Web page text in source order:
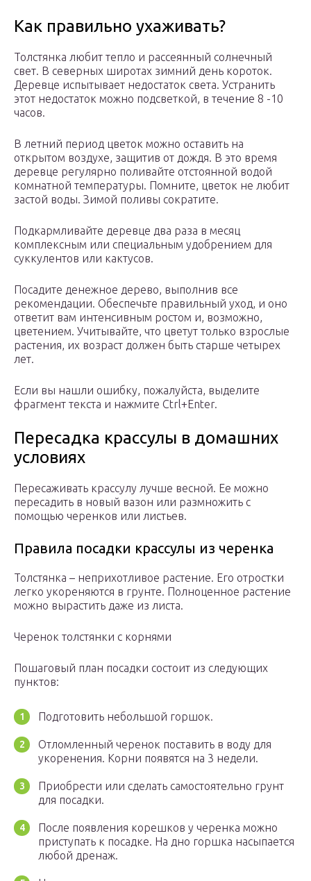
Как правильно ухаживать?
Толстянка любит тепло и рассеянный солнечный
свет. В северных широтах зимний день короток.
Деревце испытывает недостаток света. Устранить
этот недостаток можно подсветкой, в течение 8 -10
часов.
В летний период цветок можно оставить на
открытом воздухе, защитив от дождя. В это время
деревце регулярно поливайте отстоянной водой
комнатной температуры. Помните, цветок не любит
застой воды. Зимой поливы сократите.
Подкармливайте деревце два раза в месяц
комплексным или специальным удобрением для
суккулентов или кактусов.
Посадите денежное дерево, выполнив все
рекомендации. Обеспечьте правильный уход, и оно
ответит вам интенсивным ростом и, возможно,
цветением. Учитывайте, что цветут только взрослые
растения, их возраст должен быть старше четырех
лет.
Если вы нашли ошибку, пожалуйста, выделите
фрагмент текста и нажмите Ctrl+Enter.
Пересадка крассулы в домашних
условиях
Пересаживать крассулу лучше весной. Ее можно
пересадить в новый вазон или размножить с
помощью черенков или листьев.
Правила посадки крассулы из черенка
Толстянка – неприхотливое растение. Его отростки
легко укореняются в грунте. Полноценное растение
можно вырастить даже из листа.
Черенок толстянки с корнями
Пошаговый план посадки состоит из следующих
пунктов:
Подготовить небольшой горшок.
Отломленный черенок поставить в воду для
укоренения. Корни появятся на 3 недели.
Приобрести или сделать самостоятельно грунт
для посадки.
После появления корешков у черенка можно
приступать к посадке. На дно горшка насыпается
любой дренаж.